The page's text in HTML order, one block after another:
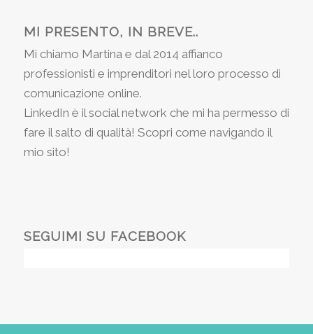
MI PRESENTO, IN BREVE..
Mi chiamo Martina e dal 2014 affianco
professionisti e imprenditori nel loro processo di
comunicazione online.
LinkedIn è il social network che mi ha permesso di
fare il salto di qualità! Scopri come navigando il
mio sito!
SEGUIMI SU FACEBOOK